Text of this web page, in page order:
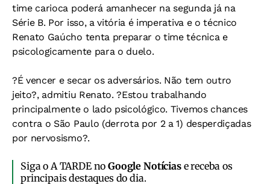
time carioca poderá amanhecer na segunda já na
Série B. Por isso, a vitória é imperativa e o técnico
Renato Gaúcho tenta preparar o time técnica e
psicologicamente para o duelo.
?É vencer e secar os adversários. Não tem outro
jeito?, admitiu Renato. ?Estou trabalhando
principalmente o lado psicológico. Tivemos chances
contra o São Paulo (derrota por 2 a 1) desperdiçadas
por nervosismo?.
Siga o A TARDE noGoogle Notíciase receba os
principais destaques do dia.